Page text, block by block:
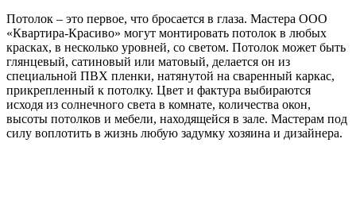
Потолок – это первое, что бросается в глаза. Мастера ООО
«Квартира-Красиво» могут монтировать потолок в любых
красках, в несколько уровней, со светом. Потолок может быть
глянцевый, сатиновый или матовый, делается он из
специальной ПВХ пленки, натянутой на сваренный каркас,
прикрепленный к потолку. Цвет и фактура выбираются
исходя из солнечного света в комнате, количества окон,
высоты потолков и мебели, находящейся в зале. Мастерам под
силу воплотить в жизнь любую задумку хозяина и дизайнера.